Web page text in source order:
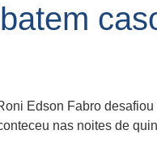
Edson Fabro
nas noites de